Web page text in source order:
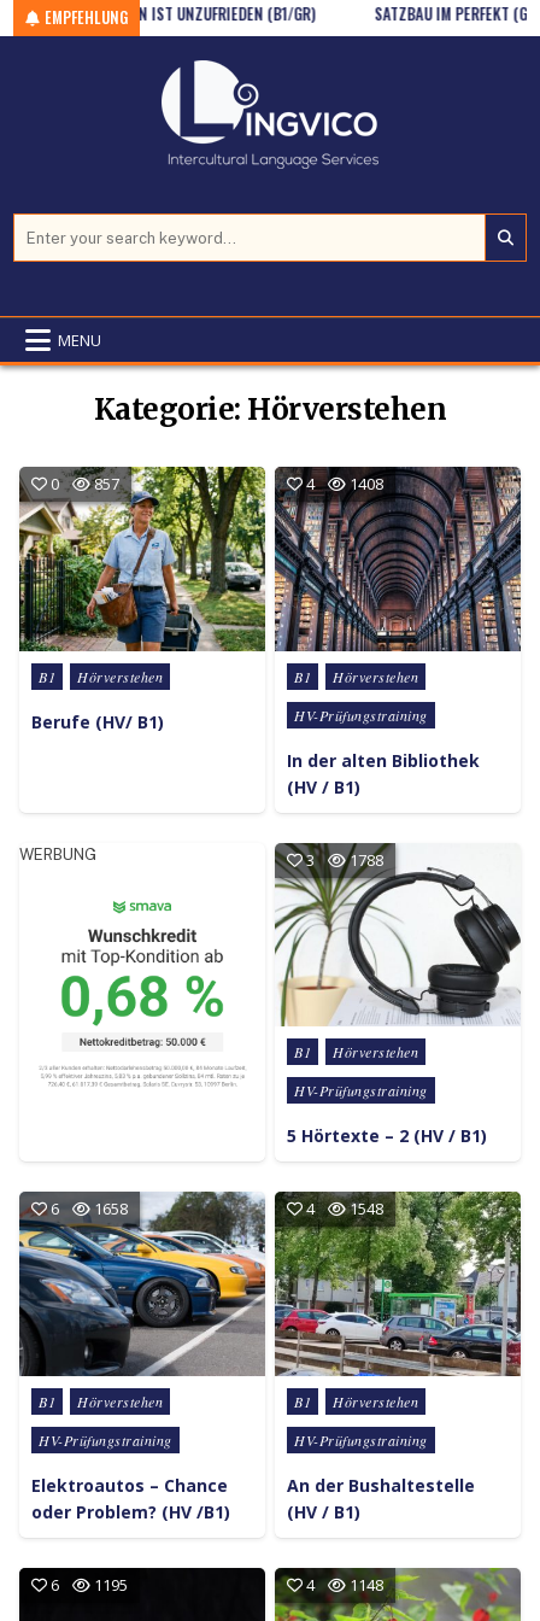
Skip to content
EMPFEHLUNG
KARSTEN IST UNZUFRIEDEN (B1/GR) SATZBAU IM PERFEKT (GR/A1.2)
MENU
Kategorie: Hörverstehen
0 857
Posted in
B1 Hörverstehen
Berufe (HV/ B1)
4 1408
Posted in
B1
Hörverstehen
HV-Prüfungstraining
In der alten Bibliothek
(HV / B1)
WERBUNG 3 1788
Posted in
B1
Hörverstehen
HV-Prüfungstraining
5 Hörtexte – 2 (HV / B1)
6 1658
Posted in
B1
Hörverstehen
HV-Prüfungstraining
Elektroautos – Chance
oder Problem? (HV /B1)
4 1548
Posted in
B1
Hörverstehen
HV-Prüfungstraining
An der Bushaltestelle
(HV / B1)
6 1195 4 1148